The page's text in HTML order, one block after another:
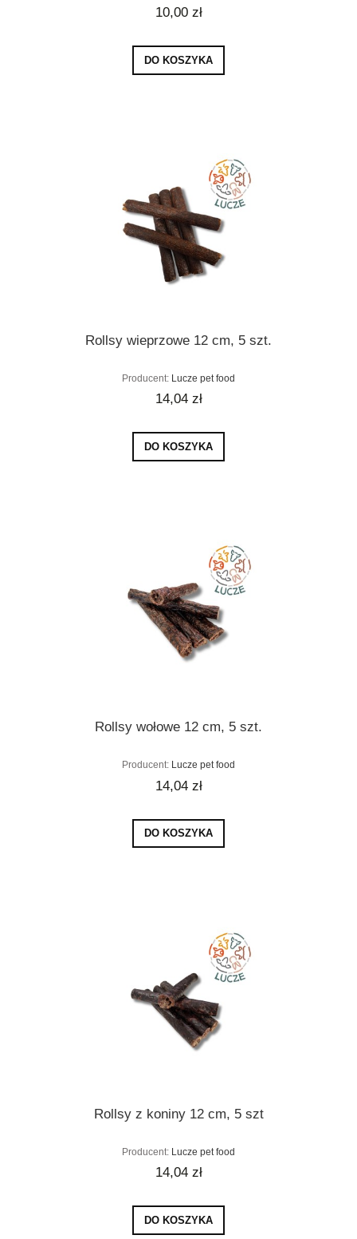
10,00 zł
DO KOSZYKA
Rollsy wieprzowe 12 cm, 5 szt.
Producent: Lucze pet food
14,04 zł
DO KOSZYKA
Rollsy wołowe 12 cm, 5 szt.
Producent: Lucze pet food
14,04 zł
DO KOSZYKA
Rollsy z koniny 12 cm, 5 szt
Producent: Lucze pet food
14,04 zł
DO KOSZYKA